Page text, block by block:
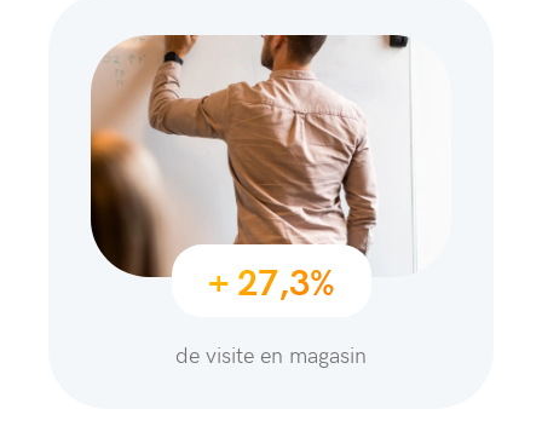
+ 27,3%
de visite en magasin